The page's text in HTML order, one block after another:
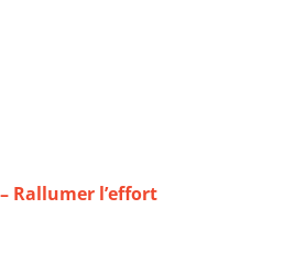
Rallumer l’effort